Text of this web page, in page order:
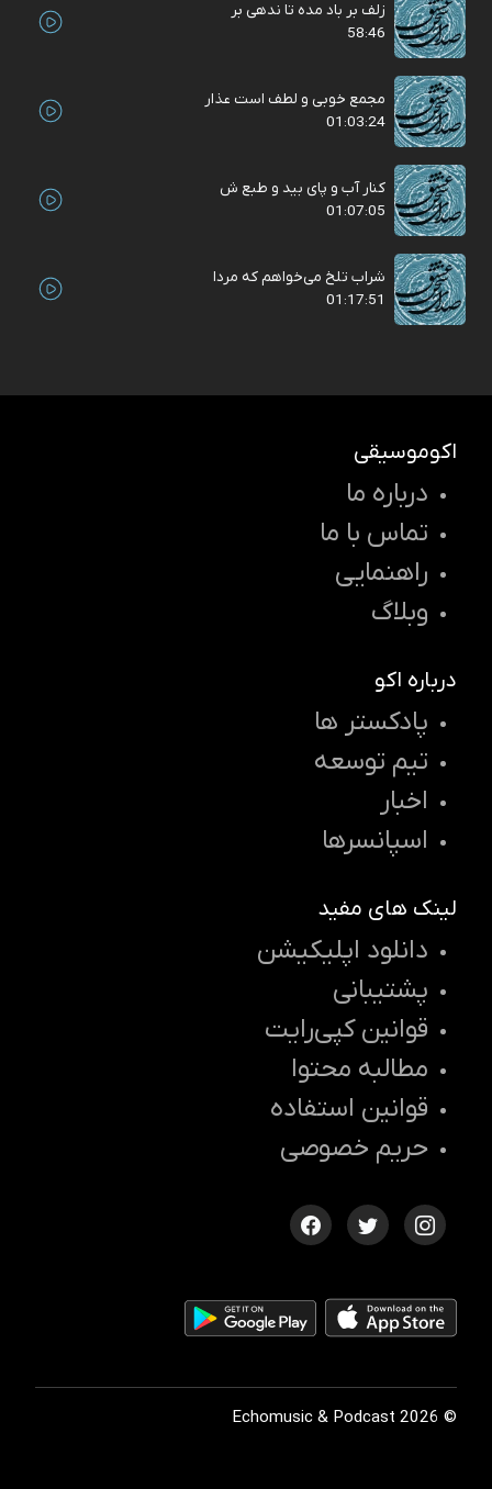
زلف بر باد مده تا ندهی بر
58:46
مجمع خوبی و لطف است عذار
01:03:24
کنار آب و پای بید و طبع ش
01:07:05
شراب تلخ می‌خواهم که مردا
01:17:51
اکوموسیقی
درباره ما
تماس با ما
راهنمایی
وبلاگ
درباره اکو
پادکستر ها
تیم توسعه
اخبار
اسپانسرها
لینک های مفید
دانلود اپلیکیشن
پشتیبانی
قوانین کپی‌رایت
مطالبه محتوا
قوانین استفاده
حریم خصوصی
© 2026 Echomusic & Podcast